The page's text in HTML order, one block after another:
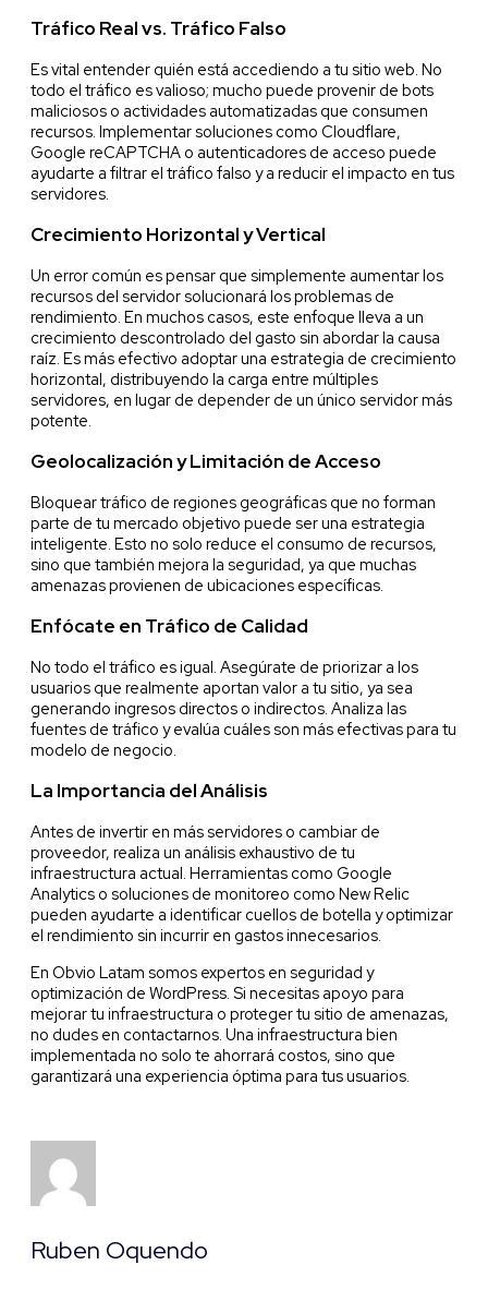
Tráfico Real vs. Tráfico Falso
Es vital entender quién está accediendo a tu sitio web. No
todo el tráfico es valioso; mucho puede provenir de bots
maliciosos o actividades automatizadas que consumen
recursos. Implementar soluciones como Cloudflare,
Google reCAPTCHA o autenticadores de acceso puede
ayudarte a filtrar el tráfico falso y a reducir el impacto en tus
servidores.
Crecimiento Horizontal y Vertical
Un error común es pensar que simplemente aumentar los
recursos del servidor solucionará los problemas de
rendimiento. En muchos casos, este enfoque lleva a un
crecimiento descontrolado del gasto sin abordar la causa
raíz. Es más efectivo adoptar una estrategia de crecimiento
horizontal, distribuyendo la carga entre múltiples
servidores, en lugar de depender de un único servidor más
potente.
Geolocalización y Limitación de Acceso
Bloquear tráfico de regiones geográficas que no forman
parte de tu mercado objetivo puede ser una estrategia
inteligente. Esto no solo reduce el consumo de recursos,
sino que también mejora la seguridad, ya que muchas
amenazas provienen de ubicaciones específicas.
Enfócate en Tráfico de Calidad
No todo el tráfico es igual. Asegúrate de priorizar a los
usuarios que realmente aportan valor a tu sitio, ya sea
generando ingresos directos o indirectos. Analiza las
fuentes de tráfico y evalúa cuáles son más efectivas para tu
modelo de negocio.
La Importancia del Análisis
Antes de invertir en más servidores o cambiar de
proveedor, realiza un análisis exhaustivo de tu
infraestructura actual. Herramientas como Google
Analytics o soluciones de monitoreo como New Relic
pueden ayudarte a identificar cuellos de botella y optimizar
el rendimiento sin incurrir en gastos innecesarios.
En Obvio Latam somos expertos en seguridad y
optimización de WordPress. Si necesitas apoyo para
mejorar tu infraestructura o proteger tu sitio de amenazas,
no dudes en contactarnos. Una infraestructura bien
implementada no solo te ahorrará costos, sino que
garantizará una experiencia óptima para tus usuarios.
Ruben Oquendo